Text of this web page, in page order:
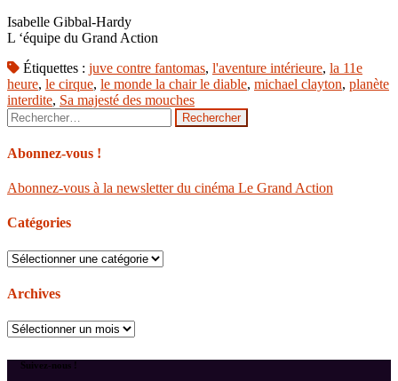
Isabelle Gibbal-Hardy
L ‘équipe du Grand Action
Étiquettes : juve contre fantomas, l'aventure intérieure, la 11e
heure, le cirque, le monde la chair le diable, michael clayton, planète
interdite, Sa majesté des mouches
Rechercher :
Abonnez-vous !
Abonnez-vous à la newsletter du cinéma Le Grand Action
Catégories
Catégories
Archives
Archives
Suivez-nous !